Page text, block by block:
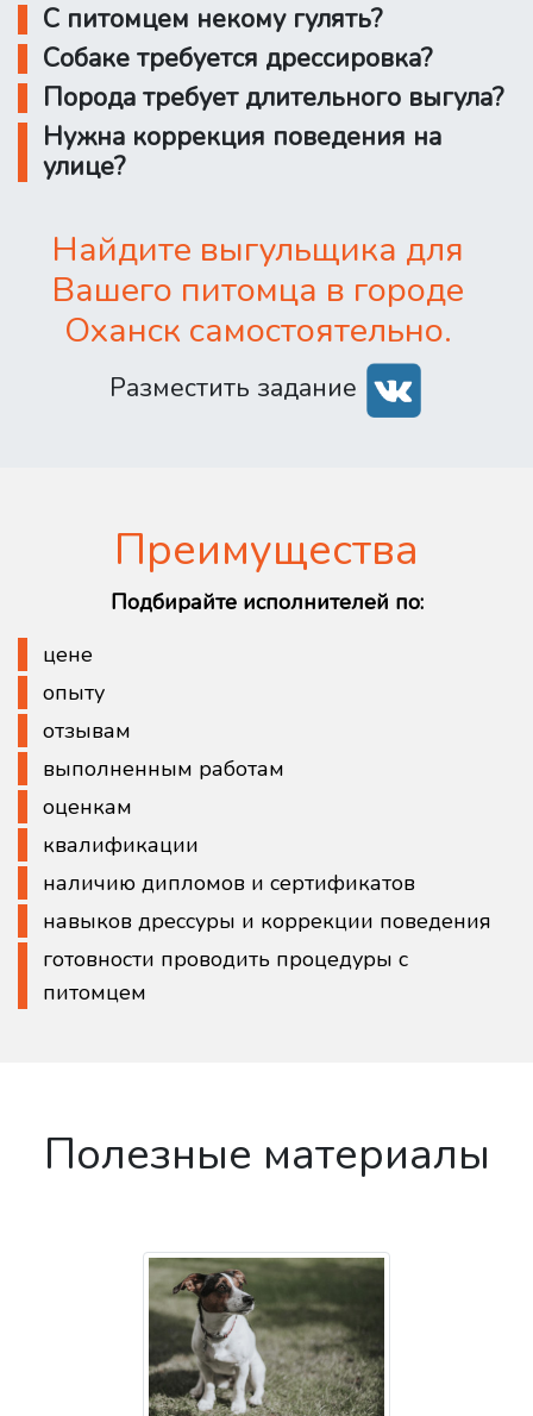
С питомцем некому гулять?
Собаке требуется дрессировка?
Порода требует длительного выгула?
Нужна коррекция поведения на
улице?
Найдите выгульщика для
Вашего питомца в городе
Оханск самостоятельно.
Разместить задание
Преимущества
Подбирайте исполнителей по:
цене
опыту
отзывам
выполненным работам
оценкам
квалификации
наличию дипломов и сертификатов
навыков дрессуры и коррекции поведения
готовности проводить процедуры с
питомцем
Полезные материалы